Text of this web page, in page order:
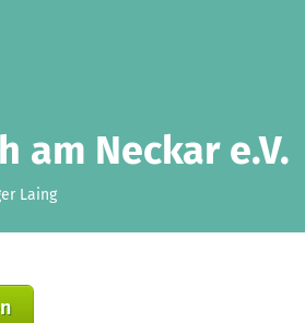
am Neckar e.V.
Laing